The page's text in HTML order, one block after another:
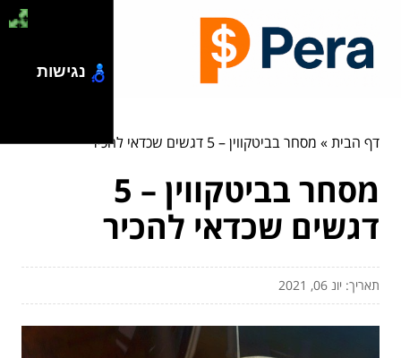
דף הבית» מסחר בביטקווין – 5 דגשים שכדאי להכיר
מסחר בביטקווין – 5
דגשים שכדאי להכיר
תאריך: יונ 06, 2021
נגישות